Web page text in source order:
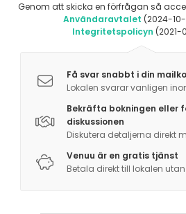
Genom att skicka en förfrågan så
Användaravtalet (2024-
Integritetspolicyn (2021-
Få svar snabbt i din
Lokalen svarar vanligen
Bekräfta bokningen eller
diskussionen
Diskutera detaljerna direkt
Venuu är en gratis tjänst
Betala direkt till lokalen